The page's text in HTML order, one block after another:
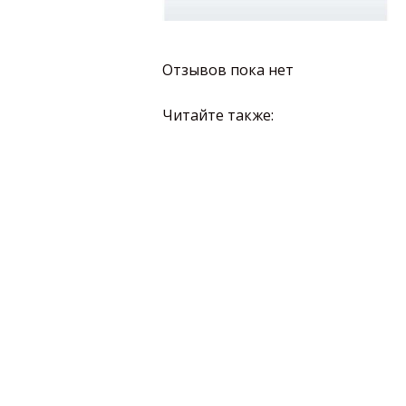
Отзывов пока нет
Читайте также: